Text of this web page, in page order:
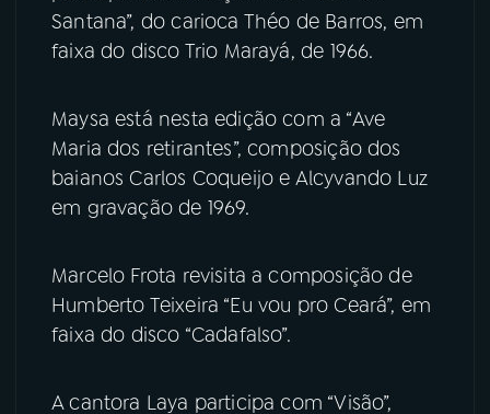
Santana”, do carioca Théo de Barros, em
faixa do disco Trio Marayá, de 1966.
Maysa está nesta edição com a “Ave
Maria dos retirantes”, composição dos
baianos Carlos Coqueijo e Alcyvando Luz
em gravação de 1969.
Marcelo Frota revisita a composição de
Humberto Teixeira “Eu vou pro Ceará”, em
faixa do disco “Cadafalso”.
A cantora Laya participa com “Visão”,